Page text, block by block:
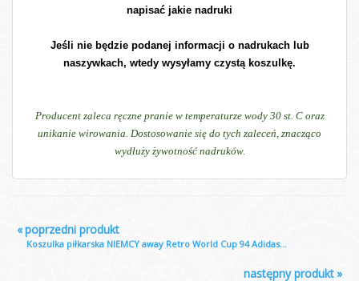
napisać jakie nadruki
Jeśli nie będzie podanej informacji o nadrukach lub
naszywkach, wtedy wysyłamy czystą koszulkę.
Producent zaleca ręczne pranie w temperaturze wody 30 st. C oraz
unikanie wirowania. Dostosowanie się do tych zaleceń, znacząco
wydłuży żywotność nadruków.
«poprzedni produkt
Koszulka piłkarska NIEMCY away Retro World Cup 94 Adidas...
»
następny produkt